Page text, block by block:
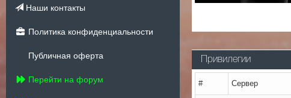
Наши контакты
Политика конфиденциальности
Публичная оферта
Перейти на форум
Привилегии
# Сервер